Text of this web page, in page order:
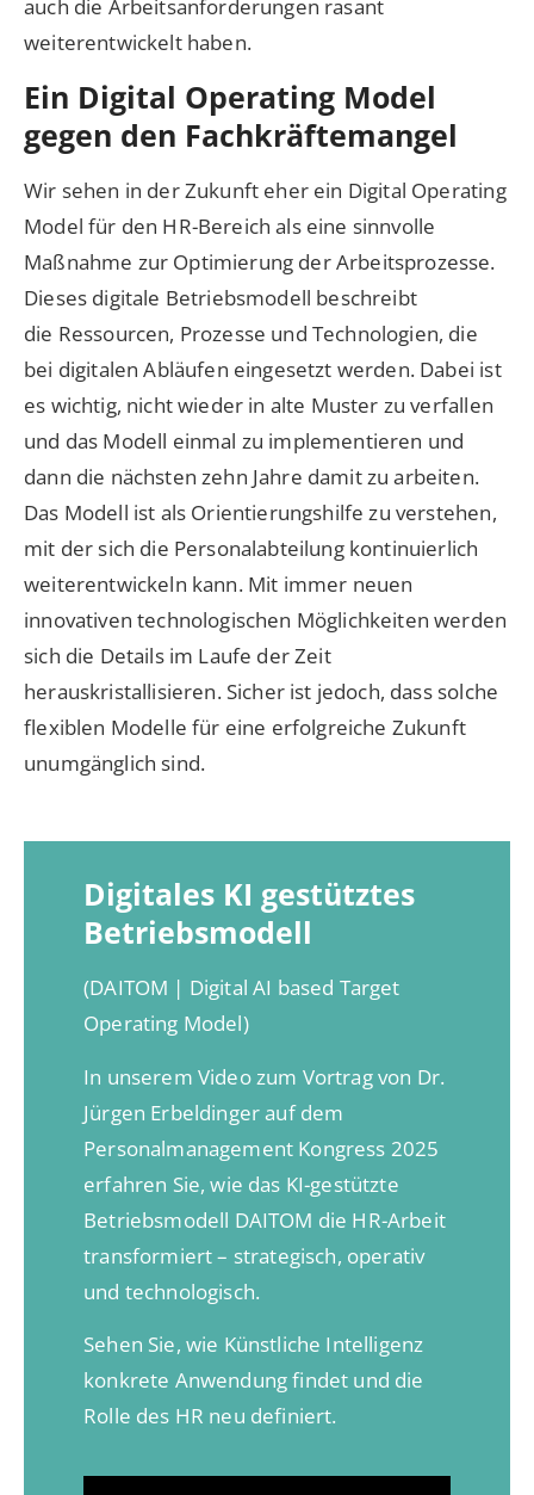
auch die Arbeitsanforderungen rasant
weiterentwickelt haben.
Ein Digital Operating Model
gegen den Fachkräftemangel
Wir sehen in der Zukunft eher ein Digital Operating
Model für den HR-Bereich als eine sinnvolle
Maßnahme zur Optimierung der Arbeitsprozesse.
Dieses digitale Betriebsmodell beschreibt
die Ressourcen, Prozesse und Technologien, die
bei digitalen Abläufen eingesetzt werden. Dabei ist
es wichtig, nicht wieder in alte Muster zu verfallen
und das Modell einmal zu implementieren und
dann die nächsten zehn Jahre damit zu arbeiten.
Das Modell ist als Orientierungshilfe zu verstehen,
mit der sich die Personalabteilung kontinuierlich
weiterentwickeln kann. Mit immer neuen
innovativen technologischen Möglichkeiten werden
sich die Details im Laufe der Zeit
herauskristallisieren. Sicher ist jedoch, dass solche
flexiblen Modelle für eine erfolgreiche Zukunft
unumgänglich sind.
Digitales KI gestütztes
Betriebsmodell
(DAITOM | Digital AI based Target
Operating Model)
In unserem Video zum Vortrag von Dr.
Jürgen Erbeldinger auf dem
Personalmanagement Kongress 2025
erfahren Sie, wie das KI-gestützte
Betriebsmodell DAITOM die HR-Arbeit
transformiert – strategisch, operativ
und technologisch.
Sehen Sie, wie Künstliche Intelligenz
konkrete Anwendung findet und die
Rolle des HR neu definiert.